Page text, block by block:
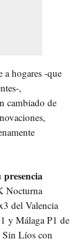
hogares -que
,
cambiado de
presencia
Nocturna
del Valencia
y Málaga P1 de
Sin Líos con